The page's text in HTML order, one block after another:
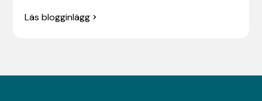
Läs blogginlägg